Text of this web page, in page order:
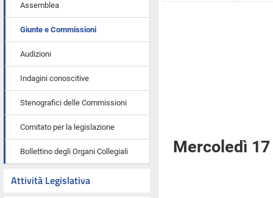
Assemblea
Giunte e Commissioni
Audizioni
Indagini conoscitive
Stenografici delle Commissioni
Comitato per la legislazione
Bollettino degli Organi Collegiali
Attività Legislativa
Mercoledì